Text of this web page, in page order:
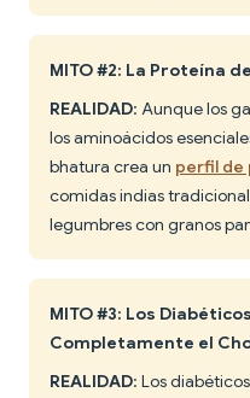
MITO #2: La Proteína
REALIDAD: Aunque los
los aminoácidos
bhatura crea un perfil de
comidas indias
legumbres con granos
MITO #3: Los
Completamente el
REALIDAD: Los